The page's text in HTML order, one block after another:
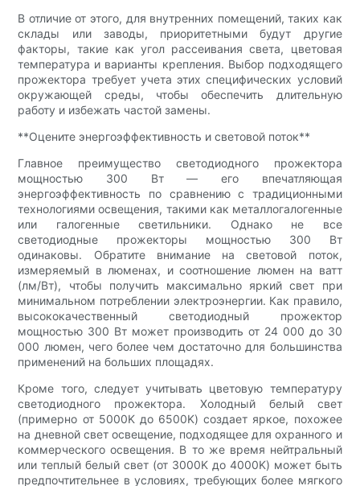
В отличие от этого, для внутренних помещений, таких как
склады или заводы, приоритетными будут другие
факторы, такие как угол рассеивания света, цветовая
температура и варианты крепления. Выбор подходящего
прожектора требует учета этих специфических условий
окружающей среды, чтобы обеспечить длительную
работу и избежать частой замены.
**Оцените энергоэффективность и световой поток**
Главное преимущество светодиодного прожектора
мощностью 300 Вт — его впечатляющая
энергоэффективность по сравнению с традиционными
технологиями освещения, такими как металлогалогенные
или галогенные светильники. Однако не все
светодиодные прожекторы мощностью 300 Вт
одинаковы. Обратите внимание на световой поток,
измеряемый в люменах, и соотношение люмен на ватт
(лм/Вт), чтобы получить максимально яркий свет при
минимальном потреблении электроэнергии. Как правило,
высококачественный светодиодный прожектор
мощностью 300 Вт может производить от 24 000 до 30
000 люмен, чего более чем достаточно для большинства
применений на больших площадях.
Кроме того, следует учитывать цветовую температуру
светодиодного прожектора. Холодный белый свет
(примерно от 5000K до 6500K) создает яркое, похожее
на дневной свет освещение, подходящее для охранного и
коммерческого освещения. В то же время нейтральный
или теплый белый свет (от 3000K до 4000K) может быть
предпочтительнее в условиях, требующих более мягкого